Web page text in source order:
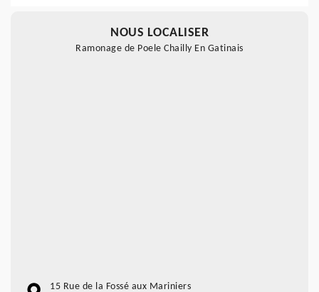
NOUS LOCALISER
Ramonage de Poele Chailly En Gatinais
15 Rue de la Fossé aux Mariniers